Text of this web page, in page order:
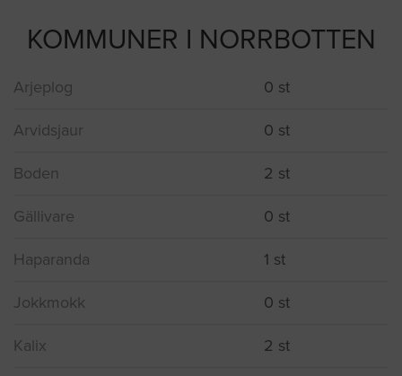
KOMMUNER I NORRBOTTEN
Arjeplog 0 st
Arvidsjaur 0 st
Boden 2 st
Gällivare 0 st
Haparanda 1 st
Jokkmokk 0 st
Kalix 2 st